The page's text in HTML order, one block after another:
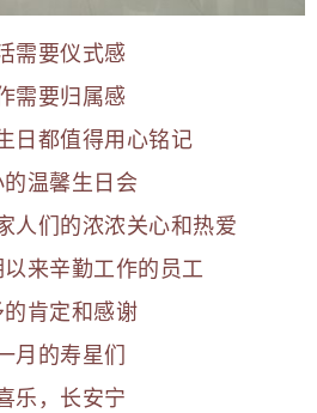
需要仪式感
需要归属感
日都值得用心铭记
温馨生日会
人们的浓浓关心和热爱
来辛勤工作的员工
的肯定和感谢
月的寿星们
乐，长安宁